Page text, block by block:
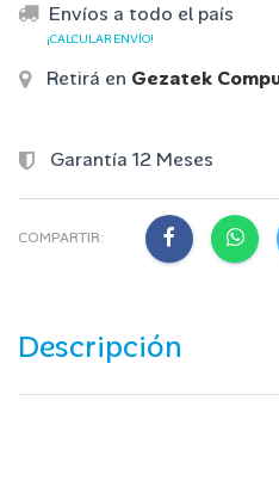
Envíos a todo el país
¡CALCULAR ENVÍO!
Retirá en Gezatek
Garantía 12 Meses
COMPARTIR:
Descripción